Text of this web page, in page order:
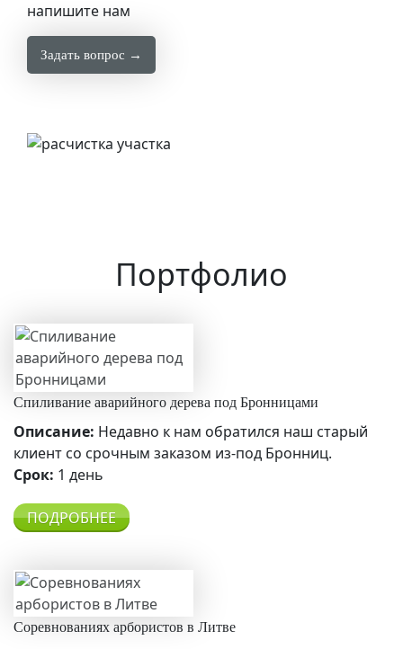
напишите нам
Задать вопрос →
Портфолио
Спиливание аварийного дерева под Бронницами
Описание: Недавно к нам обратился наш старый
клиент со срочным заказом из-под Бронниц.
Срок: 1 день
ПОДРОБНЕЕ
Соревнованиях арбористов в Литве